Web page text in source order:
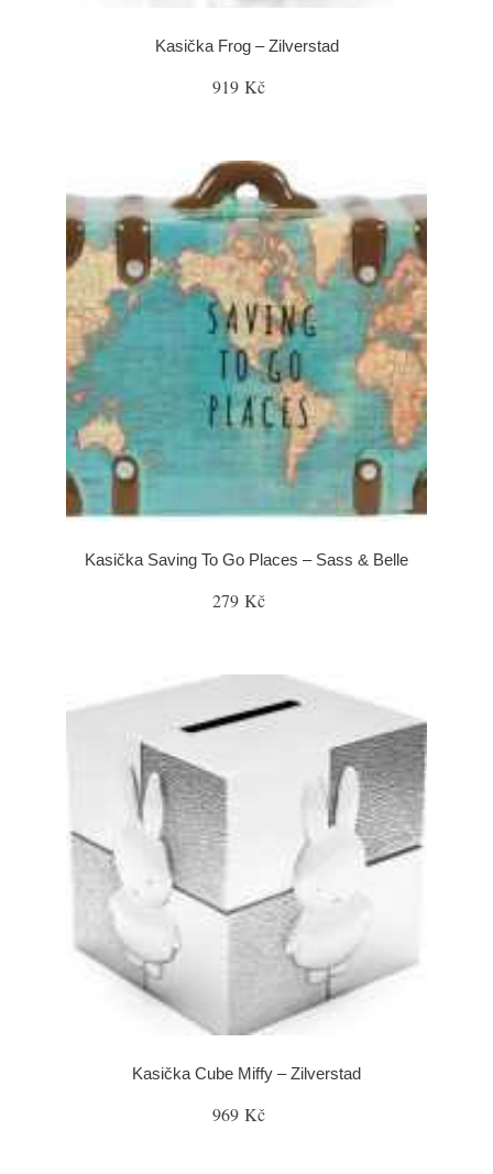
Kasička Frog – Zilverstad
919 Kč
Kasička Saving To Go Places – Sass & Belle
279 Kč
Kasička Cube Miffy – Zilverstad
969 Kč